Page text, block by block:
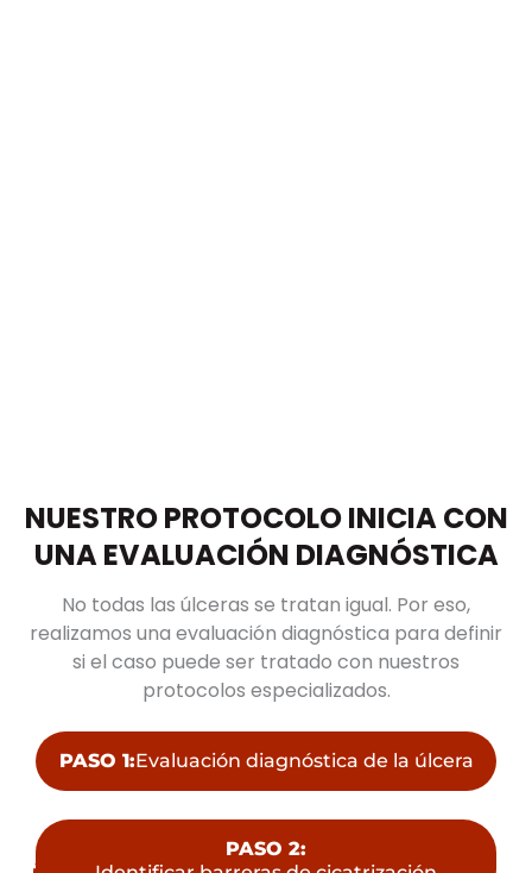
NUESTRO PROTOCOLO INICIA CON
UNA EVALUACIÓN DIAGNÓSTICA
No todas las úlceras se tratan igual. Por eso,
realizamos una evaluación diagnóstica para definir
si el caso puede ser tratado con nuestros
protocolos especializados.
PASO 1:Evaluación diagnóstica de la úlcera
PASO 2: